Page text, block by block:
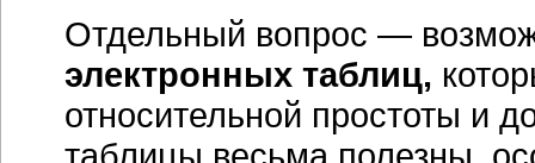
Отдельный вопрос —
электронных таблиц,
относительной простоты и